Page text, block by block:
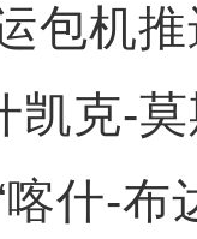
包机
凯克-
什-布